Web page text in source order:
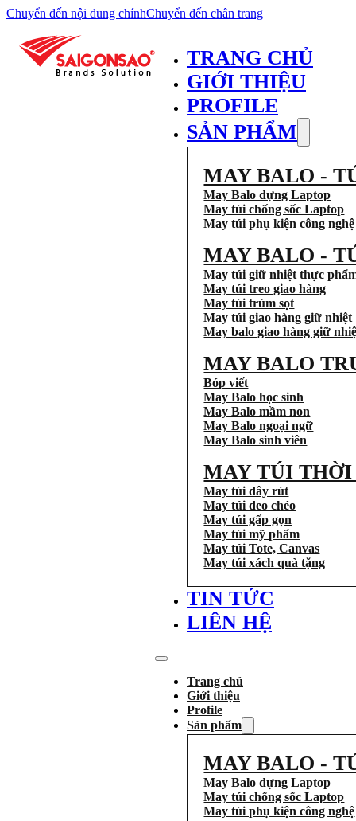
Chuyển đến nội dung chínhChuyển đến chân trang
TRANG CHỦ
GIỚI THIỆU
PROFILE
SẢN PHẨM
MAY BALO -
May Balo dựng Laptop
May túi chống sốc Laptop
May túi phụ kiện công nghệ
MAY BALO -
May túi giữ nhiệt thực
May túi treo giao hàng
May túi trùm sọt
May túi giao hàng giữ nhiệt
May balo giao hàng giữ
MAY BALO
Bóp viết
May Balo học sinh
May Balo mầm non
May Balo ngoại ngữ
May Balo sinh viên
MAY TÚI
May túi dây rút
May túi đeo chéo
May túi gấp gọn
May túi mỹ phẩm
May túi Tote, Canvas
May túi xách quà tặng
TIN TỨC
LIÊN HỆ
Trang chủ
Giới thiệu
Profile
Sản phẩm
MAY BALO -
May Balo dựng Laptop
May túi chống sốc Laptop
May túi phụ kiện công nghệ